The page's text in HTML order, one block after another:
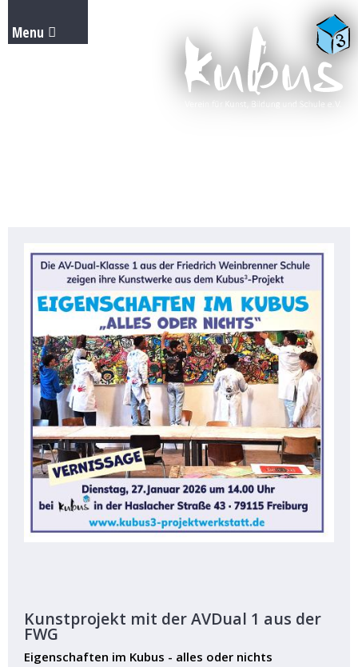
Kunstprojekt mit der AVDual 1 aus der
FWG
Eigenschaften im Kubus - alles oder nichts